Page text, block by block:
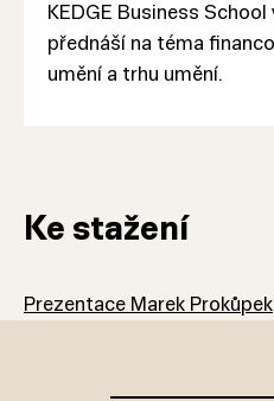
KEDGE Business
přednáší na téma
umění a trhu umění.
Ke stažení
Prezentace Marek Prokůpek